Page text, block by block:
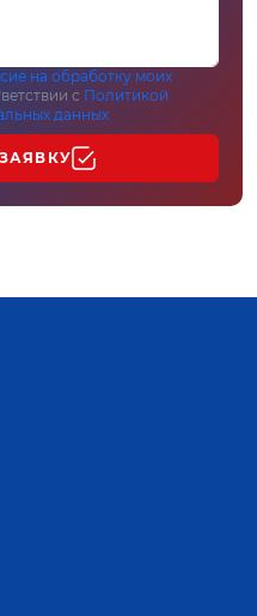
на обработку моих
с Политикой
данных